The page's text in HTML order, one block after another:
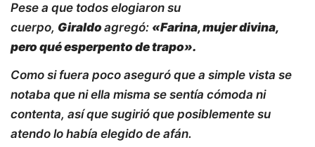
Pese a que todos elogiaron su
cuerpo, Giraldoagregó: «Farina, mujer divina,
pero qué esperpento de trapo».
Como si fuera poco aseguró que a simple vista se
notaba que ni ella misma se sentía cómoda ni
contenta, así que sugirió que posiblemente su
atendo lo había elegido de afán.